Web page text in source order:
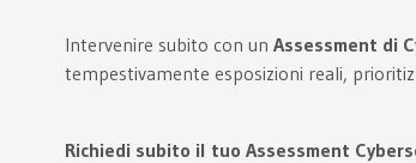
Intervenire subito con un Assessment di
tempestivamente esposizioni reali,
Richiedi subito il tuo Assessment